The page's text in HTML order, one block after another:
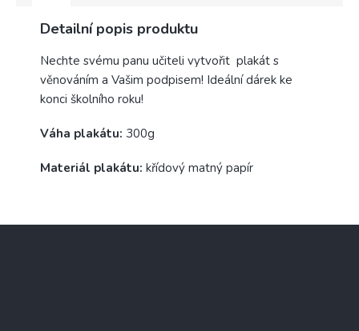
Detailní popis produktu
Nechte svému panu učiteli vytvořit plakát s
věnováním a Vašim podpisem! Ideální dárek ke
konci školního roku!
Váha plakátu: 300g
Materiál plakátu: křídový matný papír